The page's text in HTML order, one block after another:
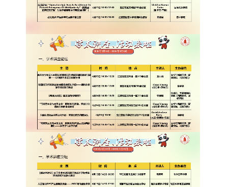
研究生教育 继续教育
学术动态 科研平台 科研办事流程
学生活动 创业就业 奖助学金
常用办公电话 办事流程 材料下载